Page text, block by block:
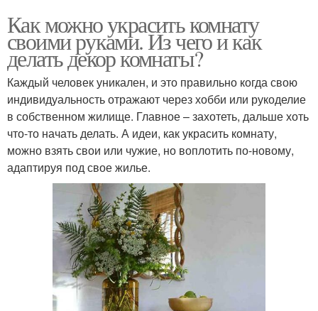
Как можно украсить комнату
своими руками. Из чего и как
делать декор комнаты?
Каждый человек уникален, и это правильно когда свою
индивидуальность отражают через хобби или рукоделие
в собственном жилище. Главное – захотеть, дальше хоть
что-то начать делать. А идеи, как украсить комнату,
можно взять свои или чужие, но воплотить по-новому,
адаптируя под свое жилье.